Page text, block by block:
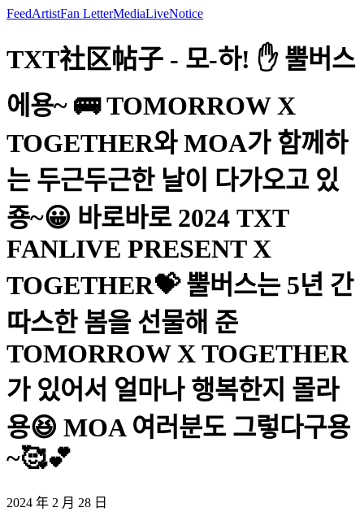
FeedArtistFan LetterMediaLiveNotice
TXT社区帖子 - 모-하! ✋ 뿔버스
에용~ 🚌 TOMORROW X
TOGETHER와 MOA가 함께하
는 두근두근한 날이 다가오고 있
죵~😀 바로바로 2024 TXT
FANLIVE PRESENT X
TOGETHER💝 뿔버스는 5년 간
따스한 봄을 선물해 준
TOMORROW X TOGETHER
가 있어서 얼마나 행복한지 몰라
용😆 MOA 여러분도 그렇다구용
~🥰💕
2024 年 2 月 28 日